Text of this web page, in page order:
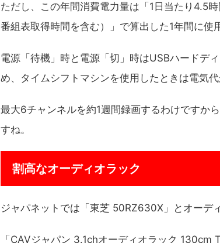
ただし、この年間消費電力量は「1日当たり4.5
番組表取得時間を含む）」で算出した1年間に使
電源「待機」時と電源「切」時はUSBハードデ
め、タイムシフトマシンを使用したときは電気代
最大6チャンネルを約1週間録画するわけですか
すね。
割高なオーディオラック
ジャパネットでは「東芝 50RZ630X」とオーデ
「CAVジャパン 3.1chオーディオラック